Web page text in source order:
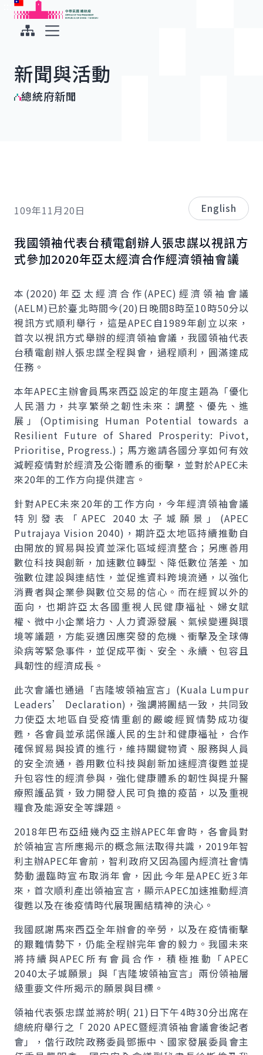
跳到主要內容
中華民國總統府
新聞與活動
總統府新聞
109年11月20日 English
我國領袖代表台積電創辦人張忠謀以視訊方
式參加2020年亞太經濟合作經濟領袖會議
本(2020)年亞太經濟合作(APEC)經濟領袖會議
(AELM)已於臺北時間今(20)日晚間8時至10時50分以
視訊方式順利舉行，這是APEC 自1989年創立以來，
首次以視訊方式舉辦的經濟領袖會議，我國領袖代表
台積電創辦人張忠謀全程與會，過程順利，圓滿達成
任務。
本年APEC主辦會員馬來西亞設定的年度主題為「優化
人民潛力，共享繁榮之韌性未來：調整、優先、進
展」(Optimising Human Potential towards a
Resilient Future of Shared Prosperity: Pivot,
Prioritise, Progress.)；馬方邀請各國分享如何有效
減輕疫情對於經濟及公衛體系的衝擊，並對於APEC未
來20年的工作方向提供建言。
針對APEC未來20年的工作方向，今年經濟領袖會議
特別發表「 APEC 2040太子城願景」(APEC
Putrajaya Vision 2040)，期許亞太地區持續推動自
由開放的貿易與投資並深化區域經濟整合；另應善用
數位科技與創新，加速數位轉型、降低數位落差、加
強數位建設與連結性，並促進資料跨境流通，以強化
消費者與企業參與數位交易的信心。而在經貿以外的
面向，也期許亞太各國重視人民健康福祉、婦女賦
權、微中小企業培力、人力資源發展、氣候變遷與環
境等議題，方能妥適因應突發的危機、衝擊及全球傳
染病等緊急事件，並促成平衡、安全、永續、包容且
具韌性的經濟成長。
此次會議也通過「吉隆坡領袖宣言」(Kuala Lumpur
Leaders’ Declaration)，強調將團結一致，共同致
力使亞太地區自受疫情重創的嚴峻經貿情勢成功復
甦，各會員並承諾保護人民的生計和健康福祉，合作
確保貿易與投資的進行，維持關鍵物資、服務與人員
的安全流通，善用數位科技與創新加速經濟復甦並提
升包容性的經濟參與，強化健康體系的韌性與提升醫
療照護品質，致力開發人民可負擔的疫苗，以及重視
糧食及能源安全等課題。
2018年巴布亞紐幾內亞主辦APEC年會時，各會員對
於領袖宣言所應揭示的概念無法取得共識，2019年智
利主辦APEC年會前，智利政府又因為國內經濟社會情
勢動盪臨時宣布取消年會，因此今年是APEC 近3年
來，首次順利產出領袖宣言，顯示APEC加速推動經濟
復甦以及在後疫情時代展現團結精神的決心。
我國感謝馬來西亞全年辦會的辛勞，以及在疫情衝擊
的艱難情勢下，仍能全程辦完年會的毅力。我國未來
將持續與APEC 所有會員合作，積極推動「APEC
2040太子城願景」與「吉隆坡領袖宣言」兩份領袖層
級重要文件所揭示的願景與目標。
領袖代表張忠謀並將於明( 21)日下午4時30分出席在
總統府舉行之「 2020 APEC暨經濟領袖會議會後記者
會」，偕行政院政務委員鄧振中、國家發展委員會主